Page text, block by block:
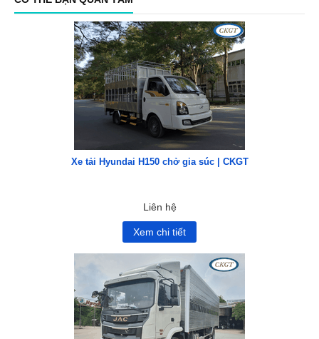
Xe tải Hyundai H150 chở gia súc | CKGT
Liên hệ
Xem chi tiết